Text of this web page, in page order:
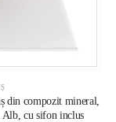
din compozit mineral,
cu sifon inclus